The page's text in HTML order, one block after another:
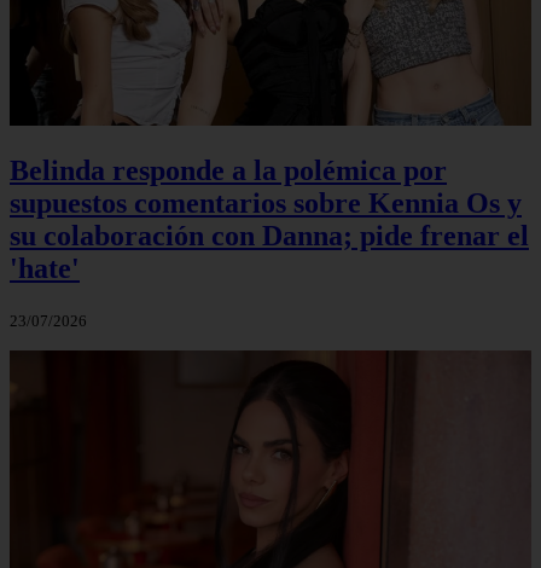
Belinda responde a la polémica por
supuestos comentarios sobre Kennia Os y
su colaboración con Danna; pide frenar el
'hate'
23/07/2026